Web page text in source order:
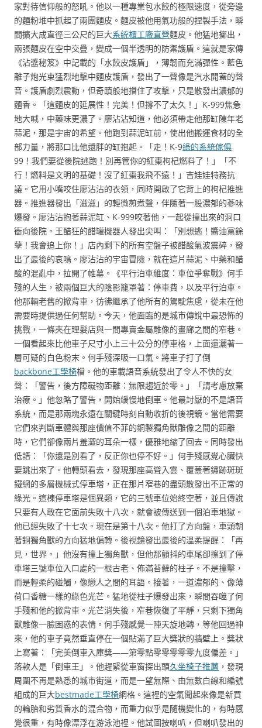
家對待信仰般的怒吼。他以一種專業包水餃的極限速度，從旁邊
的麵粉堆中抓起了兩團麵皮。麵皮被他用氣功般的捏製手法，瞬
間擴大成直徑三公尺的巨大系統櫃工廠直營麵皮。他猛地擲出，
兩張麵皮在空中交疊，變成一個半透明的防禦護盾。這就是家傳
《沾醬秘笈》中記載的「水餃皮護盾」，薄韌而充滿彈性。藍色
離子炮光束猛烈地擊中麵皮護盾，發出了一聲像是汽水開蓋的聲
音。護盾劇烈震動，但奇蹟般地擋住了攻擊，只是散發出濃郁的
麵香。「這麵皮的延展性！完美！但撐不了太久！」K-999焦急
地大喊，中藥味更濃了。廖沾沾知道，他必須帶走他那缸陳年老
蒜泥，那是宇宙的希望。他跑到蒜泥缸前，使出他搬運食材的全
部力量，將那口比他還胖的缸抱起。「走！K-9綠的系統傢俱
99！我們要從後院逃跑！別再管你的紅棗枸杞燃料了！」「不
行！燃料是文明的基礎！沒了紅棗我飛不遠！」吉娃娃特務抗
議。它用小嘴咬住廖沾沾的衣領，同時開啟了它背上的枸杞推進
器。推進器發出「滋滋」的輕微煎煮聲，伴隨著一股濃郁的蔘味
爆發。廖沾沾抱著蒜泥缸、K-999咬著他，一起從撞出來的洞口
衝向後院。王醋狂的醋罐機器人發出尖叫：「別想逃！醬油黨餘
孽！我會追上你！」店內剩下的所有空盤子被醋酸氣波震碎，發
出了最後的哀鳴。廖沾沾的宇宙冒險，就在這片蒜泥、中藥和醋
酸的混亂中，拉開了帷幕。《平行泊車維度：車位爭奪戰》何手
殘的人生，被兩個巨大的陰影籠罩著：停車費，以及平行泊車。
他那輛老舊的掀背車，彷彿繼承了他所有的駕駛焦慮，從未在他
需要時提供過任何幫助。今天，他面臨的是城市傳說中最恐怖的
挑戰，一條夾在理髮店與一間專賣金屬雕像的畫廊之間的窄巷。
一個看起來比他車子尺寸小上三十公分的停車格，上面還灑著一
層可疑的白色粉末。何手殘深吸一口氣。將車子打了倒
backbone工學椅檔。他的車載語音系統發出了令人不快的女
聲：「警告，後方障礙物距離：無限趨近於零。」「請考慮放棄
治療。」他忽略了警告，開始緩慢地倒車。他最討厭的不是語音
系統，而是那兩塊永遠在關鍵時刻自動收折的後視鏡。當他需要
它們來判斷車體與那座價值不菲的銅製獨角獸雕像之間的距離
時，它們卻像兩片羞澀的耳朵一樣，優雅地縮了回去。同時發出
低語：「你還是別看了，反正你也停不好。」何手殘感覺心臟快
要跳出來了。他轉頭看去，發現那座高聳入雲、覆蓋著鏽跡斑斑
鐵網的多層機械式停車塔，正在那片窄巷的盡頭散發出不正常的
綠光。這棟停車塔是個異類，它的三號車位始終空著，並且傳說
只要有人敢在它面前失敗十八次，就會被傳送到一個泊車地獄。
他已經失敗了十七次。現在是第十八次。他打了方向盤，車頭朝
著銅獨角獸的方向猛地偏轉。後視鏡發出最後的溫柔提醒：「再
見，世界。」他沒有撞上獨角獸，但他那顫抖的車尾卻擦到了停
車塔三號車位入口處的一根古老、佈滿苔蘚的柱子。不是撞擊，
而是輕柔的碰觸，像戀人之間的耳語。接著，一道濃郁的、像薄
荷口香糖一樣的綠色光芒。猛地從柱子爆發出來，瞬間吞噬了何
手殘和他的掀背車。光芒消失後，窄巷恢復了平靜，只剩下獨角
獸雕像一臉困惑的表情。何手殘感覺一陣天旋地轉，等他回過神
來，他的車子竟然垂直停在一個貼滿了巨大獎狀的牆壁上。獎狀
上寫著：「完美倒車入庫獎——第零點零零零零零九度偏差。」
落款人是「倒車王」。他趕緊從車窗探出頭久坐椅子推薦 ，發現
周圍不再是熟悉的城市街道，而是一望無際、由無數白線和編號
組成的巨大bestmade工學椅網格。這裡的空氣聞起來像是新買
的輪胎和劣質香水的混合物，而重力似乎是隨機變化的，有時感
覺很重，有時像漂浮在游泳池裡。他試圖按喇叭，但喇叭發出的